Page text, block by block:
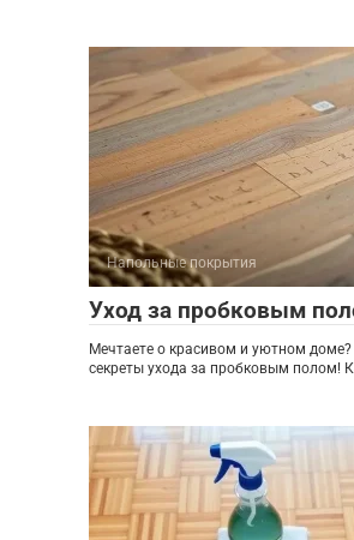
Напольные покрытия
Уход за пробковым
Мечтаете о красивом и уютном доме?
секреты ухода за пробковым полом!